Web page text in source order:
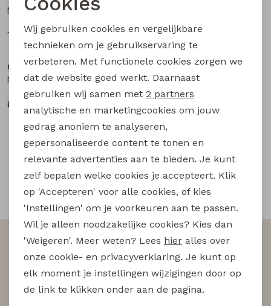
Bermuda's
Lange broeken
Rokken
14,99
6,50
12,99
Sale
name it
NKFFALALA SS NREG TOP BOX meisjes T-shirt korte mouw White
6,50
12,99
name it
11,00
Filter
Snelle en betrouwbare levering
Altijd als eerste op de hoogte zijn?
Schrijf je in voor onze nieuwsbrief en wees als eerst
op de hoogte van nieuwe acties!
Noodzakelijke cookies
Analytische cookies
Marketing cookies
Wij gebruiken cookies en vergelijkbare
technieken om je gebruikservaring te
verbeteren. Met functionele cookies zorgen we
dat de website goed werkt. Daarnaast
gebruiken wij samen met 2 partners
analytische en marketingcookies om jouw
gedrag anoniem te analyseren,
gepersonaliseerde content te tonen en
relevante advertenties aan te bieden. Je kunt
zelf bepalen welke cookies je accepteert. Klik
op 'Accepteren' voor alle cookies, of kies
'Instellingen' om je voorkeuren aan te passen.
Wil je alleen noodzakelijke cookies? Kies dan
'Weigeren'. Meer weten? Lees hier alles over
onze cookie- en privacyverklaring. Je kunt op
elk moment je instellingen wijzigingen door op
de link te klikken onder aan de pagina.